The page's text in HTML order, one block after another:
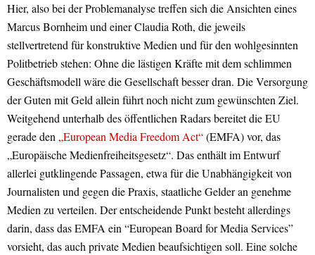
Hier, also bei der Problemanalyse treffen sich die Ansichten eines
Marcus Bornheim und einer Claudia Roth, die jeweils
stellvertretend für konstruktive Medien und für den wohlgesinnten
Politbetrieb stehen: Ohne die lästigen Kräfte mit dem schlimmen
Geschäftsmodell wäre die Gesellschaft besser dran. Die Versorgung
der Guten mit Geld allein führt noch nicht zum gewünschten Ziel.
Weitgehend unterhalb des öffentlichen Radars bereitet die EU
gerade den „European Media Freedom Act“(EMFA) vor, das
„Europäische Medienfreiheitsgesetz“. Das enthält im Entwurf
allerlei gutklingende Passagen, etwa für die Unabhängigkeit von
Journalisten und gegen die Praxis, staatliche Gelder an genehme
Medien zu verteilen. Der entscheidende Punkt besteht allerdings
darin, dass das EMFA ein “European Board for Media Services”
vorsieht, das auch private Medien beaufsichtigen soll. Eine solche